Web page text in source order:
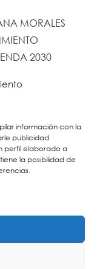
información con la
publicidad
perfil elaborado a
la posibilidad de
MORALES
2030